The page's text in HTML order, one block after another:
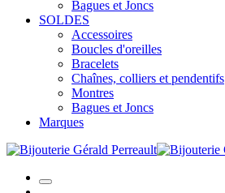
Bagues et Joncs
SOLDES
Accessoires
Boucles d'oreilles
Bracelets
Chaînes, colliers et pendentifs
Montres
Bagues et Joncs
Marques